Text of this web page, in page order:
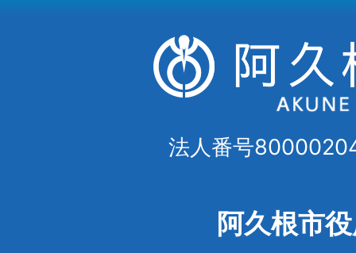
法人番号
阿久根市